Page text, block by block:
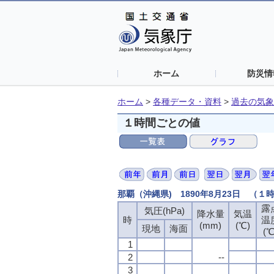
ホーム 防災
ホーム > 各種データ・資料 > 過去の気
１時間ごとの値
那覇（沖縄県) 1890年8月23日 （１時
時
気圧(hPa)
降水量
(mm)
気温
(℃)
露
温
現地
海面
1
--
2
3
時
気圧(hPa)
降水量
(mm)
気温
(℃)
露
温
現地
海面
1
--
2
3
時
気圧(hPa)
降水量
(mm)
気温
(℃)
露
温
現地
海面
1
--
2
3
時
気圧(hPa)
降水量
(mm)
気温
(℃)
露
温
現地
海面
1
--
2
3